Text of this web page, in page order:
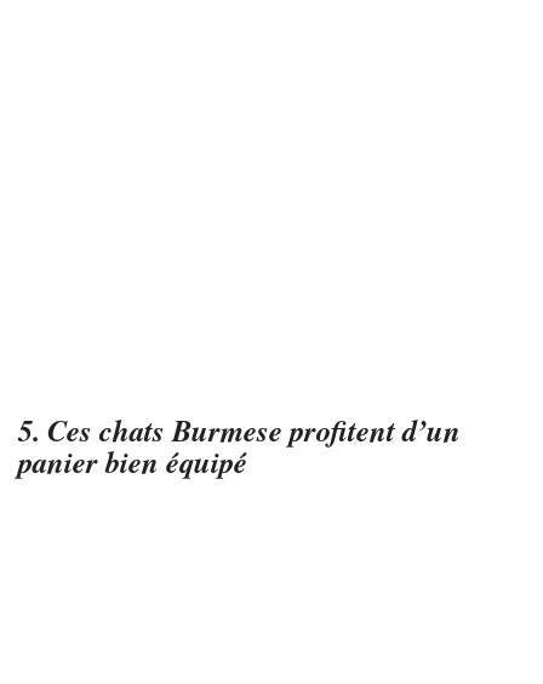
5. Ces chats Burmese profitent d’un
panier bien équipé